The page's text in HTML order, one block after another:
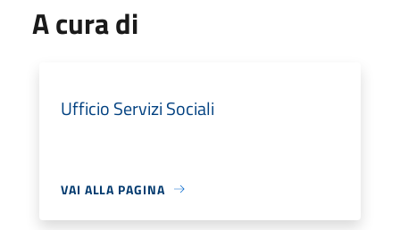
A cura di
Ufficio Servizi Sociali
VAI ALLA PAGINA